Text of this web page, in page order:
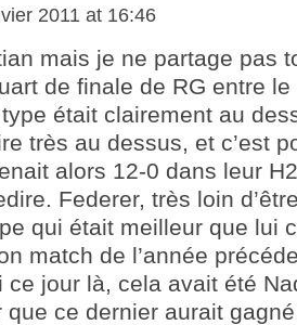
2011 at 16:46
mais je ne partage pas
de finale de RG entre le
était clairement au
très au dessus, et c’est
alors 12-0 dans leur
Federer, très loin
qui était meilleur que lui
match de l’année
ce jour là, cela avait été
que ce dernier aurait